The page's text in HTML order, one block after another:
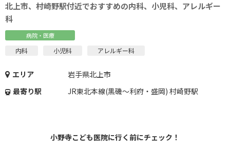
北上市、村崎野駅付近でおすすめの内科、小児科、アレルギー
科
病院・医療
内科 小児科 アレルギー科
エリア
岩手県北上市
最寄り駅
JR東北本線(黒磯～利府・盛岡) 村崎野駅
小野寺こども医院に行く前にチェック！